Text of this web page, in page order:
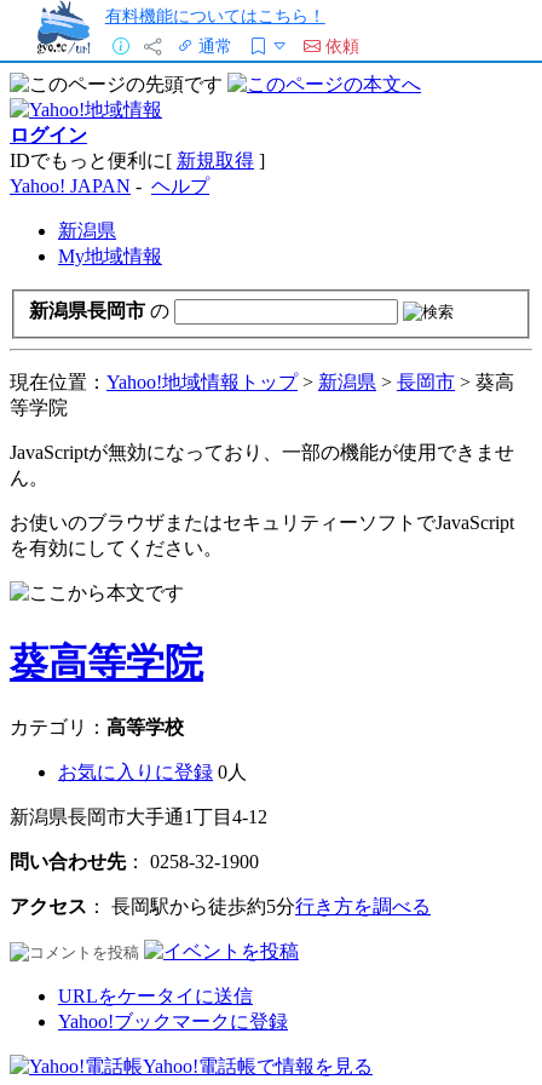
有料機能についてはこちら！
通常
依頼